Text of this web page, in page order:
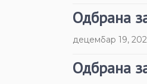
Одбрана
децембар 19,
Одбрана